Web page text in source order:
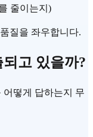
줄이는지)
질을 좌우합니다.
고 있을까?
어떻게 답하는지 무